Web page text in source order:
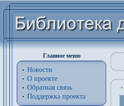
Главное меню
Новости
О проекте
Обратная связь
Поддержка проекта
·